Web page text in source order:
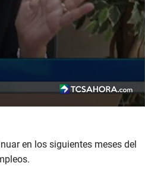
en los siguientes meses del